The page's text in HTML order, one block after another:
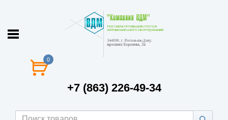
0
+7 (863) 226-49-34